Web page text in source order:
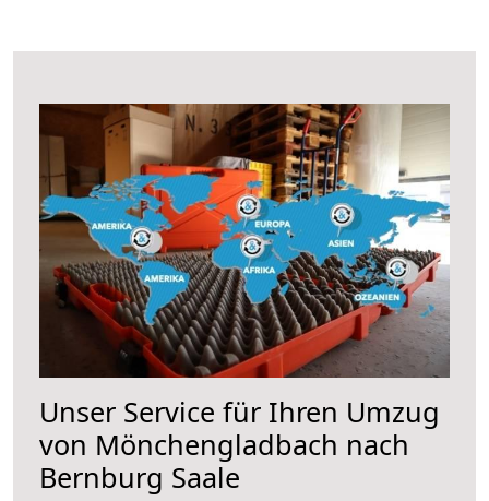
Unser Service für Ihren Umzug
von Mönchengladbach nach
Bernburg Saale